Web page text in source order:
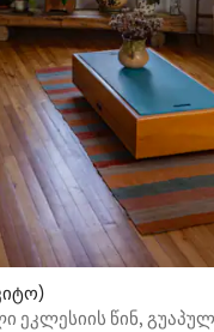
ეკლესიის წინ,